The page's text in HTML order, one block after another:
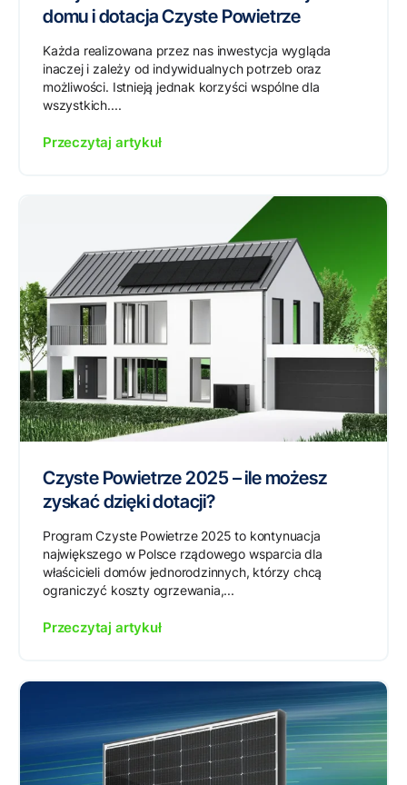
domu i dotacja Czyste Powietrze
Każda realizowana przez nas inwestycja wygląda
inaczej i zależy od indywidualnych potrzeb oraz
możliwości. Istnieją jednak korzyści wspólne dla
wszystkich....
Przeczytaj artykuł
Czyste Powietrze 2025 – ile możesz
zyskać dzięki dotacji?
Program Czyste Powietrze 2025 to kontynuacja
największego w Polsce rządowego wsparcia dla
właścicieli domów jednorodzinnych, którzy chcą
ograniczyć koszty ogrzewania,...
Przeczytaj artykuł